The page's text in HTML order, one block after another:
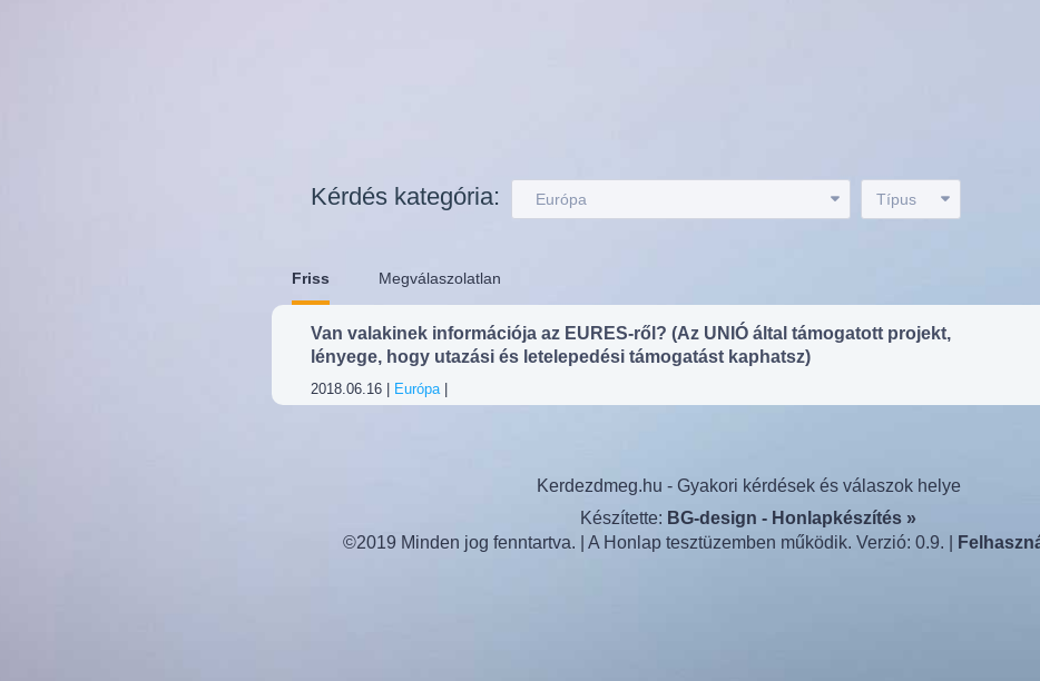
Kérdés kategória: Európa Típus
Friss Megválaszolatlan
Van valakinek információja az EURES-ről? (Az UNIÓ által támogatott projekt,
lényege, hogy utazási és letelepedési támogatást kaphatsz)
2018.06.16 | Európa
Kerdezdmeg.hu - Gyakori kérdések és válaszok helye
Készítette: BG-design - Honlapkészítés »
©2019 Minden jog fenntartva. | A Honlap tesztüzemben működik. Verzió: 0.9. |